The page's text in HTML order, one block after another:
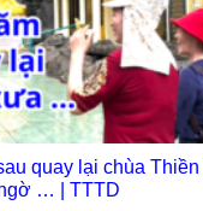
quay lại chùa
… | TTTD